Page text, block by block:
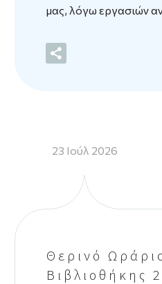
μας, λόγω εργασιών
23 Ιούλ 2026
Θερινό
Βιβλιοθήκης